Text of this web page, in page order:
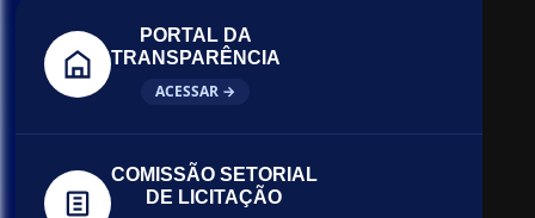
PORTAL DA
TRANSPARÊNCIA
ACESSAR →
COMISSÃO SETORIAL
DE LICITAÇÃO